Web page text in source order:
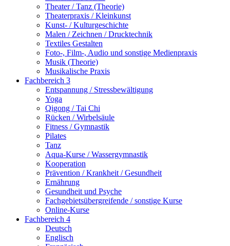
Theater / Tanz (Theorie)
Theaterpraxis / Kleinkunst
Kunst- / Kulturgeschichte
Malen / Zeichnen / Drucktechnik
Textiles Gestalten
Foto-, Film-, Audio und sonstige Medienpraxis
Musik (Theorie)
Musikalische Praxis
Fachbereich 3
Entspannung / Stressbewältigung
Yoga
Qigong / Tai Chi
Rücken / Wirbelsäule
Fitness / Gymnastik
Pilates
Tanz
Aqua-Kurse / Wassergymnastik
Kooperation
Prävention / Krankheit / Gesundheit
Ernährung
Gesundheit und Psyche
Fachgebietsübergreifende / sonstige Kurse
Online-Kurse
Fachbereich 4
Deutsch
Englisch